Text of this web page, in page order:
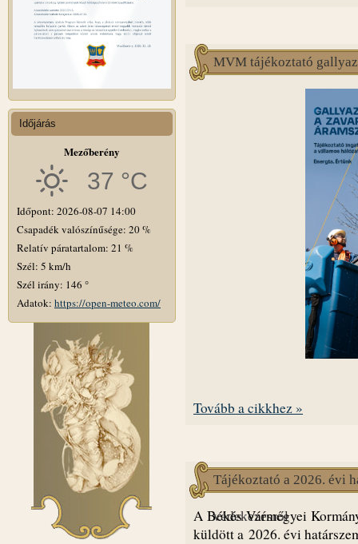
Időjárás
Mezőberény
37 °C
Időpont: 2026-08-07 14:00
Csapadék valószínűsége: 20 %
Relatív páratartalom: 21 %
Szél: 5 km/h
Szél irány: 146 °
Adatok: https://open-meteo.com/
MVM tájékoztató
Tovább a cikkhez »
Tájékoztató a 2026. évi
védekezésről
A Békés Vármegyei
küldött a 2026. évi